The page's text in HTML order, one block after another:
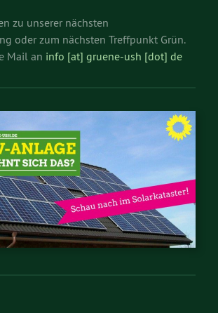
zu unserer nächsten
oder zum nächsten Treffpunkt Grün.
Mail an info [at] gruene-ush [dot] de